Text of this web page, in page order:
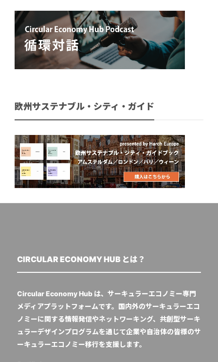
欧州サステナブル・シティ・ガイド
CIRCULAR ECONOMY HUB とは？
Circular Economy Hub は、サーキュラーエコノミー専門
メディアプラットフォームです。国内外のサーキュラーエコ
ノミーに関する情報発信やネットワーキング、共創型サーキ
ュラーデザインプログラムを通じて企業や自治体の皆様のサ
ーキュラーエコノミー移行を支援します。